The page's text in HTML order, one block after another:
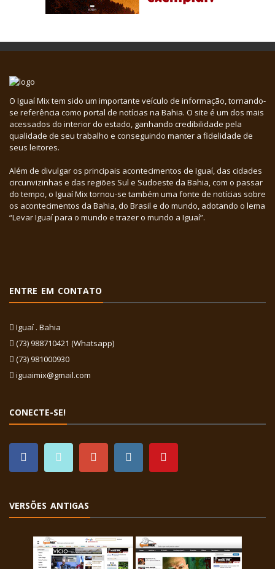
O Iguaí Mix tem sido um importante veículo de informação, tornando-
se referência como portal de notícias na Bahia. O site é um dos mais
acessados do interior do estado, ganhando credibilidade pela
qualidade de seu trabalho e conseguindo manter a fidelidade de
seus leitores.
Além de divulgar os principais acontecimentos de Iguaí, das cidades
circunvizinhas e das regiões Sul e Sudoeste da Bahia, com o passar
do tempo, o Iguaí Mix tornou-se também uma fonte de notícias sobre
os acontecimentos da Bahia, do Brasil e do mundo, adotando o lema
“Levar Iguaí para o mundo e trazer o mundo a Iguaí”.
ENTRE EM CONTATO
Iguaí . Bahia
(73) 988710421 (Whatsapp)
(73) 981000930
iguaimix@gmail.com
CONECTE-SE!
VERSÕES ANTIGAS